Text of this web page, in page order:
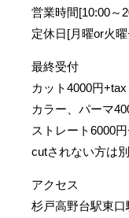
営業時間[10:00～
定休日[月曜or火
最終受付
カット4000円
カラー、パーマ
ストレート6000
cutされない方は
アクセス
杉戸高野台駅東